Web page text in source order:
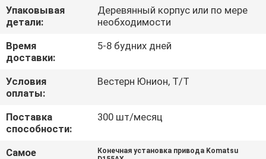
КОНТАКТНЫЕ
НОВОСТИ
ВСЕ
СЛУЧАИ
Упаковывая
детали:
Деревянный корпус или по мере
необходимости
Время
доставки:
5-8 будних дней
Условия
оплаты:
Вестерн Юнион, Т/Т
Поставка
способности:
300 шт/месяц
Самое
Конечная установка привода Komatsu